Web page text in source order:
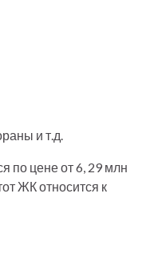
и т.д.
по цене от 6, 29 млн
ЖК относится к